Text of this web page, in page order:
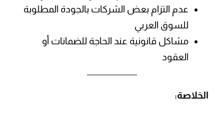
عدم التزام بعض الشركات بالجودة المطلوبة
للسوق العربي
مشاكل قانونية عند الحاجة للضمانات أو
العقود
الخلاصة: